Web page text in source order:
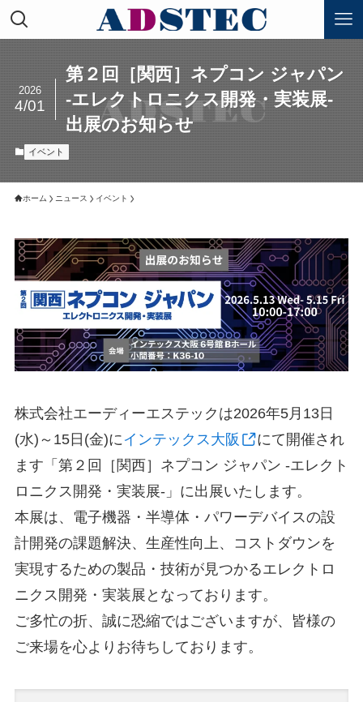
第２回［関西］ネプコン ジャパン
-エレクトロニクス開発・実装展-
出展のお知らせ
2026
4/01
イベント
ホーム ニュース イベント
株式会社エーディーエステックは2026年5月13日
(水)～15日(金)にインテックス大阪
にて開催され
ます「第２回［関西］ネプコン ジャパン -エレクト
ロニクス開発・実装展-」に出展いたします。
本展は、電子機器・半導体・パワーデバイスの設
計開発の課題解決、生産性向上、コストダウンを
実現するための製品・技術が見つかるエレクトロ
ニクス開発・実装展となっております。
ご多忙の折、誠に恐縮ではございますが、皆様の
ご来場を心よりお待ちしております。